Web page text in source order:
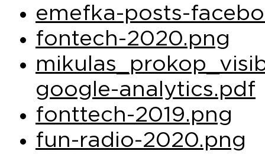
emefka-posts-
fontech-2020.png
google-analytics.pdf
fonttech-2019.png
fun-radio-2020.png